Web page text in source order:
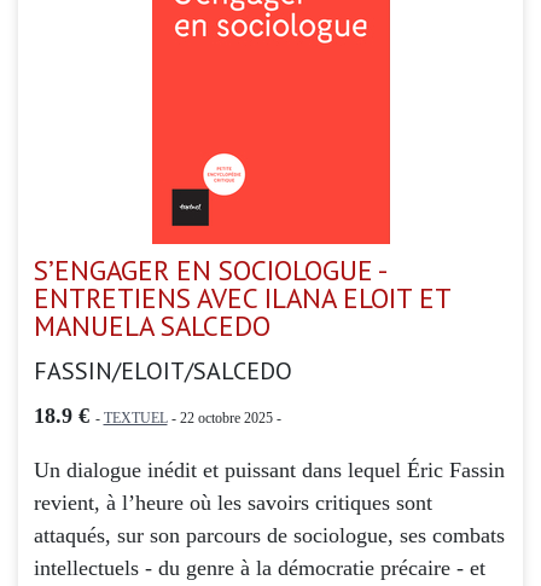
S’ENGAGER EN SOCIOLOGUE -
ENTRETIENS AVEC ILANA ELOIT ET
MANUELA SALCEDO
FASSIN/ELOIT/SALCEDO
18.9 € - TEXTUEL- 22 octobre 2025 -
Un dialogue inédit et puissant dans lequel Éric Fassin
revient, à l’heure où les savoirs critiques sont
attaqués, sur son parcours de sociologue, ses combats
intellectuels - du genre à la démocratie précaire - et